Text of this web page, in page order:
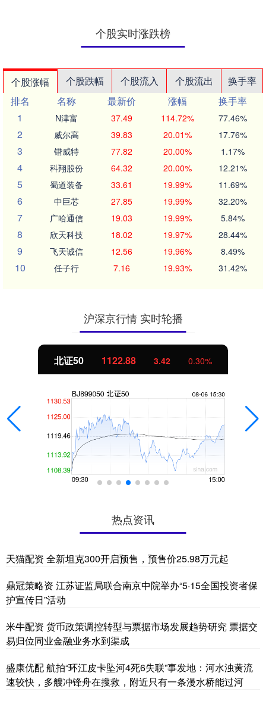
个股实时涨跌榜
个股涨幅 个股跌幅 个股流入 个股流出
换手率
排名
名称 最新价 涨幅
换手率
1
N津富 37.49 114.72% 77.46%
2 威尔高 39.83 20.01% 17.76%
3 锴威特 77.82 20.00% 1.17%
4 科翔股份 64.32 20.00% 12.21%
5 蜀道装备 33.61 19.99% 11.69%
6 中巨芯 27.85 19.99% 32.20%
7 广哈通信 19.03 19.99% 5.84%
8 欣天科技 18.02 19.97% 28.44%
9 飞天诚信 12.56 19.96% 8.49%
10 任子行 7.16 19.93% 31.42%
沪深京行情 实时轮播
北证50 1122.88 3.42 0.30%
热点资讯
天猫配资 全新坦克300开启预售，预售价25.98万元起
鼎冠策略资 江苏证监局联合南京中院举办“5·15全国投资者保
护宣传日”活动
米牛配资 货币政策调控转型与票据市场发展趋势研究 票据交
易归位同业金融业务水到渠成
盛康优配 航拍“环江皮卡坠河4死6失联”事发地：河水浊黄流
速较快，多艘冲锋舟在搜救，附近只有一条漫水桥能过河